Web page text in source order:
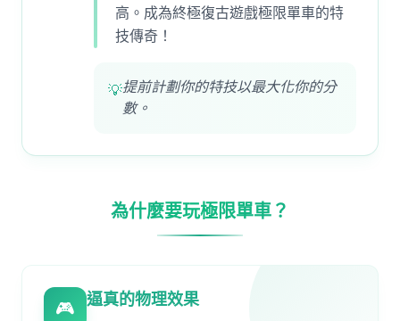
高。成為終極復古遊戲極限單車的特
技傳奇！
💡提前計劃你的特技以最大化你的分
數。
為什麼要玩極限單車？
🎮 逼真的物理效果